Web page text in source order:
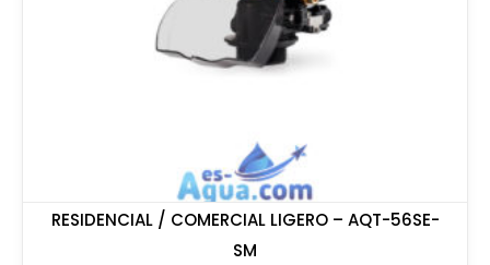
RESIDENCIAL / COMERCIAL LIGERO – AQT-56SE-
SM